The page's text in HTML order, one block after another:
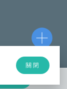
關閉